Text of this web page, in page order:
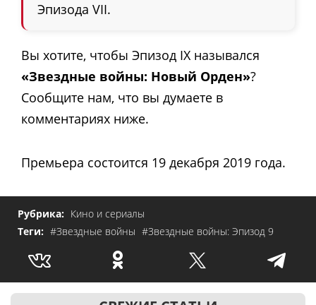
Эпизода VII.
Вы хотите, чтобы Эпизод IX назывался
«Звездные войны: Новый Орден»?
Сообщите нам, что вы думаете в
комментариях ниже.
Премьера состоится 19 декабря 2019 года.
Рубрика: Кино и сериалы
Теги: #Звездные войны #Звездные войны: Эпизод 9